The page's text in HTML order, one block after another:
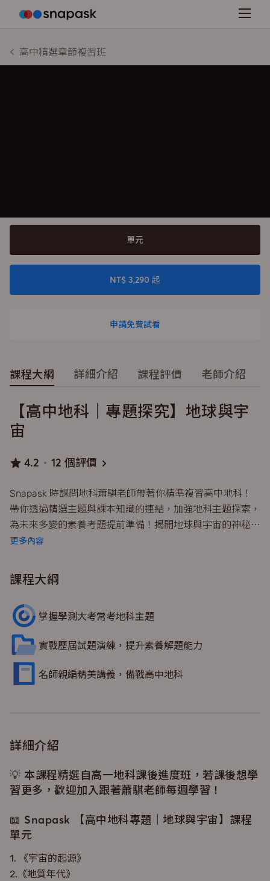
高中精選章節複習班
單元
NT$ 3,290 起
申請免費試看
課程大綱 詳細介紹 課程評價 老師介紹
【高中地科｜專題探究】地球與宇
宙
4.2 12 個評價
Snapask 時課問地科蕭騏老師帶著你精準複習高中地科！
帶你透過精選主題與課本知識的連結，加強地科主題探索，
為未來多變的素養考題提前準備！揭開地球與宇宙的神秘面
紗！本課程包含：《宇宙的起源》《地質年代》《宇宙的組
科課後進度班，若上完課後想學習更多，歡迎加入課後進度
班，跟著蕭騏老師每週學習喔！
更多內容
課程大綱
掌握學測大考常考地科主題
實戰歷屆試題演練，提升素養解題能力
名師親編精美講義，備戰高中地科
詳細介紹
💡 本課程精選自高一地科課後進度班，若課後想學
習更多，歡迎加入跟著蕭騏老師每週學習！
📖 Snapask 【高中地科專題｜地球與宇宙】課程
單元
1. 《宇宙的起源》
2.《地質年代》